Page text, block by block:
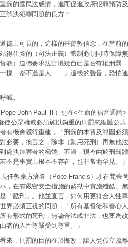
罰的國民法感情，進而促進政府犯罪預防及
解決犯罪問題的良方？
德上可畏的，這樣的基督教信念，在當前的
得住腳的（司法正義）體制必須同時保障無
教）道德要求法官懷疑自己是否有權刑罰，
樣，都不過是人……」這樣的聲音，恐怕連
喊。
John Paul Ⅱ）更在<生命的福音通諭>
使公眾權威必須施以夠重的刑罰來維護公共
有機會獲得重建，「刑罰的本質及範圍必須
必要，換言之，除非（動用死刑）再無他法
處決加害者的極端。不過，現今由於刑罰體
不是事實上根本不存在，也非常地罕見。」
任教宗方濟各（Pope Francis）才在梵蒂岡
，在有嚴密安全措施的監獄中實施殘酷、無
「酷刑」。他並直言，如何用更符合人性尊
界必須正視的問題，「所有基督徒和善心人
有形式的死刑，無論合法或非法，也要為改
者的人性尊嚴受到尊重。」
來，刑罰的目的在於悔改，讓人從孤立疏離